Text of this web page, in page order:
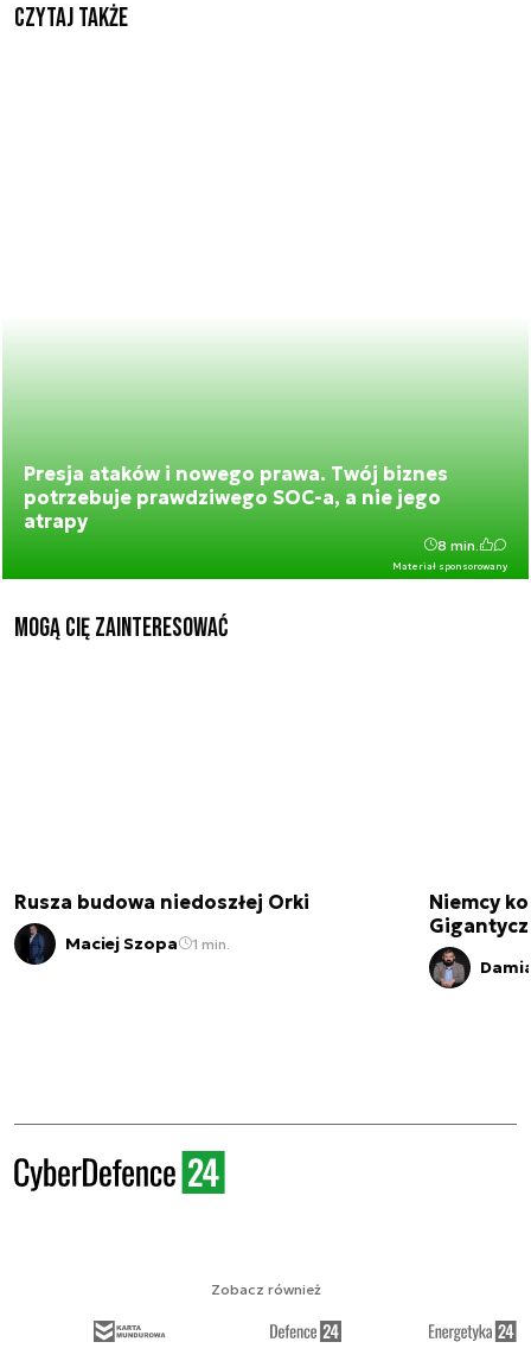
Czytaj także
Presja ataków i nowego prawa. Twój biznes
potrzebuje prawdziwego SOC-a, a nie jego
atrapy
Materiał sponsorowany
8 min.
Mogą Cię zainteresować
Rusza budowa niedoszłej Orki
Maciej Szopa 1 min.
Niemcy
Zobacz również